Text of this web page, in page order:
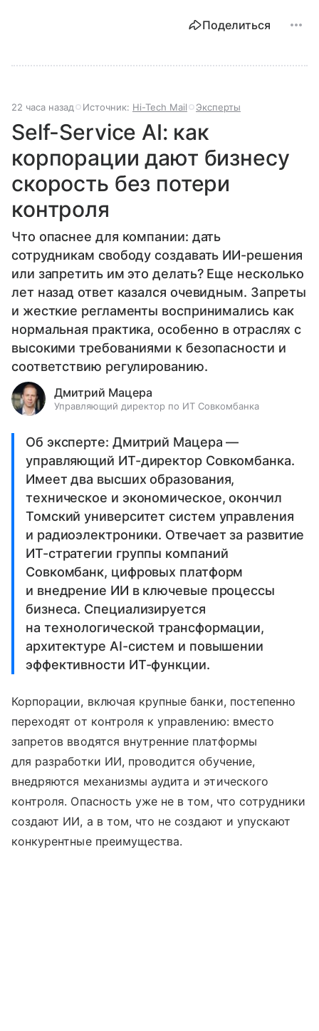
Поделиться
22 часа назад Источник: Hi-Tech Mail Эксперты
Self-Service AI: как
корпорации дают бизнесу
скорость без потери
контроля
Что опаснее для компании: дать
сотрудникам свободу создавать ИИ-решения
или запретить им это делать? Еще несколько
лет назад ответ казался очевидным. Запреты
и жесткие регламенты воспринимались как
нормальная практика, особенно в отраслях с
высокими требованиями к безопасности и
соответствию регулированию.
Дмитрий Мацера
Управляющий директор по ИТ Совкомбанка
Об эксперте: Дмитрий Мацера —
управляющий ИТ-директор Совкомбанка.
Имеет два высших образования,
техническое и экономическое, окончил
Томский университет систем управления
и радиоэлектроники. Отвечает за развитие
ИТ-стратегии группы компаний
Совкомбанк, цифровых платформ
и внедрение ИИ в ключевые процессы
бизнеса. Специализируется
на технологической трансформации,
архитектуре AI-систем и повышении
эффективности ИТ-функции.
Корпорации, включая крупные банки, постепенно
переходят от контроля к управлению: вместо
запретов вводятся внутренние платформы
для разработки ИИ, проводится обучение,
внедряются механизмы аудита и этического
контроля. Опасность уже не в том, что сотрудники
создают ИИ, а в том, что не создают и упускают
конкурентные преимущества.